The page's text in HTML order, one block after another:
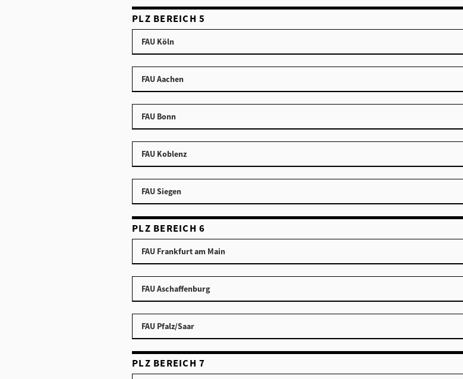
PLZ BEREICH 5
FAU Köln
FAU Aachen
FAU Bonn
FAU Koblenz
FAU Siegen
PLZ BEREICH 6
FAU Frankfurt am Main
FAU Aschaffenburg
FAU Pfalz/Saar
PLZ BEREICH 7